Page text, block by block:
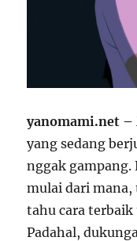
yanomami.net –
yang sedang
nggak
mulai dari mana,
tahu cara
Padahal,